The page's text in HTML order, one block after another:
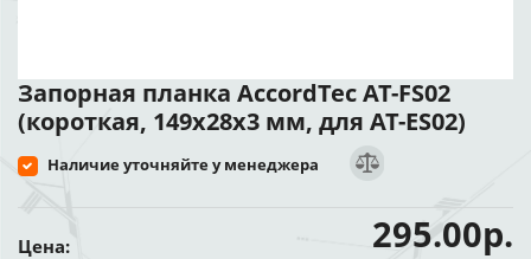
Запорная планка AccordTec AT-FS02
(короткая, 149x28x3 мм, для AT-ES02)
Наличие уточняйте у менеджера
Цена: 295.00р.